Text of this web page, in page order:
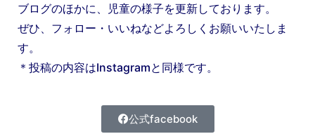
ブログのほかに、児童の様子を更新しております。
ぜひ、フォロー・いいねなどよろしくお願いいたしま
す。
＊投稿の内容はInstagramと同様です。
公式facebook